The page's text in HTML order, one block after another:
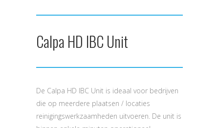
Calpa HD IBC Unit
De Calpa HD IBC Unit is ideaal voor bedrijven
die op meerdere plaatsen / locaties
reinigingswerkzaamheden uitvoeren. De unit is